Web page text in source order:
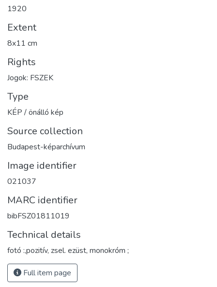
1920
Extent
8x11 cm
Rights
Jogok: FSZEK
Type
KÉP / önálló kép
Source collection
Budapest-képarchívum
Image identifier
021037
MARC identifier
bibFSZ01811019
Technical details
fotó :,pozitív, zsel. ezüst, monokróm ;
Full item page